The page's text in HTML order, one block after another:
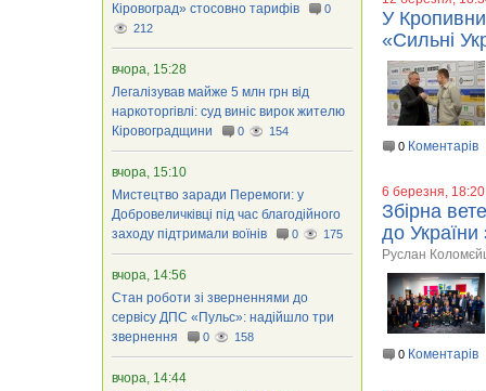
У
«Сильні
0 Коментарів
6 березня, 18:20
Збірна
до
Руслан
0 Коментарів
Кіровоград» стосовно тарифів
0
212
вчора, 15:28
Легалізував майже 5 млн грн від
наркоторгівлі: суд виніс вирок жителю
Кіровоградщини
0 154
вчора, 15:10
Мистецтво заради Перемоги: у
Добровеличківці під час благодійного
заходу підтримали воїнів
0 175
вчора, 14:56
Стан роботи зі зверненнями до
сервісу ДПС «Пульс»: надійшло три
звернення
0 158
вчора, 14:44